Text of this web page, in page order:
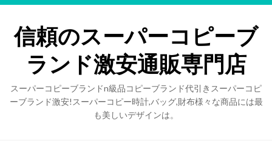
信頼のスーパーコピーブ
ランド激安通販専門店
スーパーコピーブランドn級品コピーブランド代引きスーパーコピ
ーブランド激安!スーパーコピー時計,バッグ,財布様々な商品には最
も美しいデザインは。